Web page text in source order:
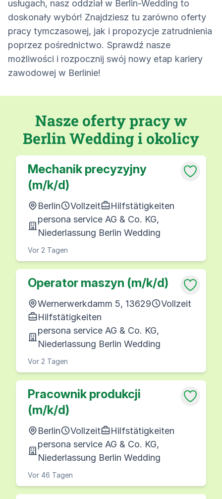
usługach, nasz oddział w Berlin-Wedding to
doskonały wybór! Znajdziesz tu zarówno oferty
pracy tymczasowej, jak i propozycje zatrudnienia
poprzez pośrednictwo. Sprawdź nasze
możliwości i rozpocznij swój nowy etap kariery
zawodowej w Berlinie!
Nasze oferty pracy w
Berlin Wedding i okolicy
Mechanik precyzyjny
(m/k/d)
Berlin Vollzeit
Hilfstätigkeiten
persona service AG & Co. KG,
Niederlassung Berlin Wedding
Vor 2 Tagen
Operator maszyn (m/k/d)
Wernerwerkdamm 5, 13629
Vollzeit
Hilfstätigkeiten
persona service AG & Co. KG,
Niederlassung Berlin Wedding
Vor 2 Tagen
Pracownik produkcji
(m/k/d)
Berlin Vollzeit
Hilfstätigkeiten
persona service AG & Co. KG,
Niederlassung Berlin Wedding
Vor 46 Tagen